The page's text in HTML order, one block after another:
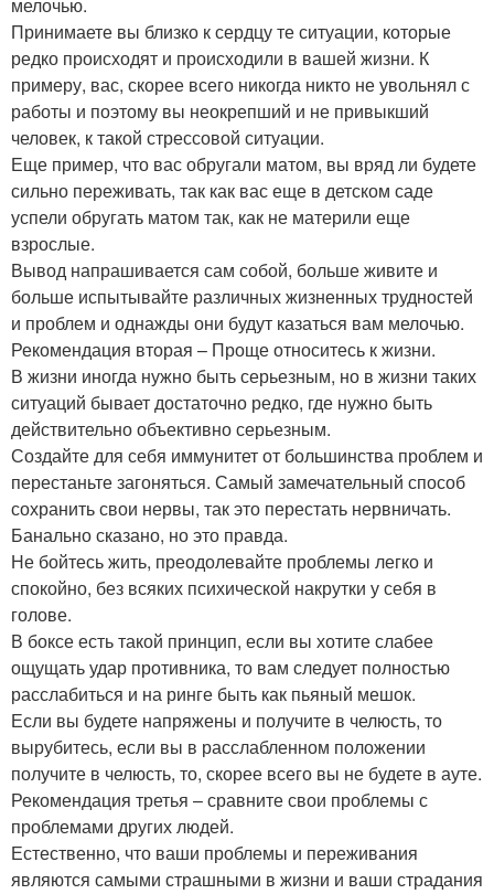
Принимаете вы близко к сердцу те ситуации, которые
редко происходят и происходили в вашей жизни. К
примеру, вас, скорее всего никогда никто не увольнял с
работы и поэтому вы неокрепший и не привыкший
человек, к такой стрессовой ситуации.
Еще пример, что вас обругали матом, вы вряд ли будете
сильно переживать, так как вас еще в детском саде
успели обругать матом так, как не материли еще
взрослые.
Вывод напрашивается сам собой, больше живите и
больше испытывайте различных жизненных трудностей
и проблем и однажды они будут казаться вам мелочью.
Рекомендация вторая – Проще относитесь к жизни.
В жизни иногда нужно быть серьезным, но в жизни таких
ситуаций бывает достаточно редко, где нужно быть
действительно объективно серьезным.
Создайте для себя иммунитет от большинства проблем и
перестаньте загоняться. Самый замечательный способ
сохранить свои нервы, так это перестать нервничать.
Банально сказано, но это правда.
Не бойтесь жить, преодолевайте проблемы легко и
спокойно, без всяких психической накрутки у себя в
голове.
В боксе есть такой принцип, если вы хотите слабее
ощущать удар противника, то вам следует полностью
расслабиться и на ринге быть как пьяный мешок.
Если вы будете напряжены и получите в челюсть, то
вырубитесь, если вы в расслабленном положении
получите в челюсть, то, скорее всего вы не будете в ауте.
Рекомендация третья – сравните свои проблемы с
проблемами других людей.
Естественно, что ваши проблемы и переживания
являются самыми страшными в жизни и ваши страдания